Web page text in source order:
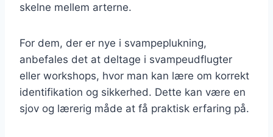
skelne mellem arterne.
For dem, der er nye i svampeplukning,
anbefales det at deltage i svampeudflugter
eller workshops, hvor man kan lære om korrekt
identifikation og sikkerhed. Dette kan være en
sjov og lærerig måde at få praktisk erfaring på.